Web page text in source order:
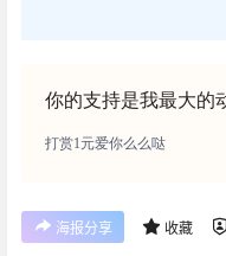
你的支持是我最大的
打赏1元爱你么么哒
海报分享 收藏